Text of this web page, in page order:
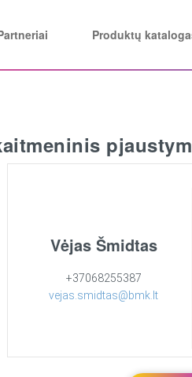
Produktų
Vėjas Šmidtas
+37068255387
vejas.smidtas@bmk.lt